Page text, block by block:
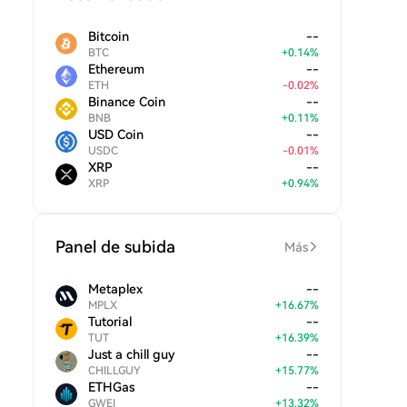
Bitcoin
BTC
--
+0.14%
Ethereum
ETH
--
-0.02%
Binance Coin
BNB
--
+0.11%
USD Coin
USDC
--
-0.01%
XRP
XRP
--
+0.94%
Panel de subida Más
Metaplex
MPLX
--
+16.67%
Tutorial
TUT
--
+16.39%
Just a chill guy
CHILLGUY
--
+15.77%
ETHGas
GWEI
--
+13.32%